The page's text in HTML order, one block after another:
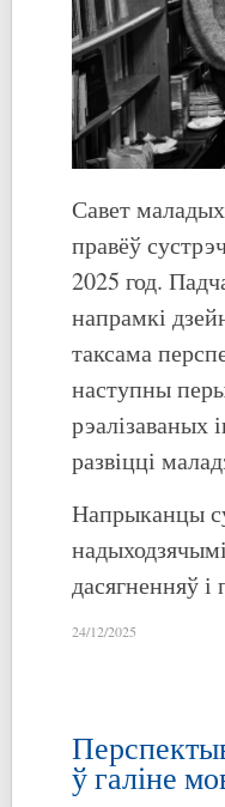
Савет
правёў
2025 год.
напрамкі
таксама
наступны
рэалізаваных
развіцці
Напрыканцы
дасягненняў
24/12/2025
ў галіне